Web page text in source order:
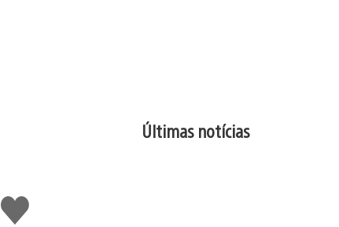
Curtir
Últimas notícias